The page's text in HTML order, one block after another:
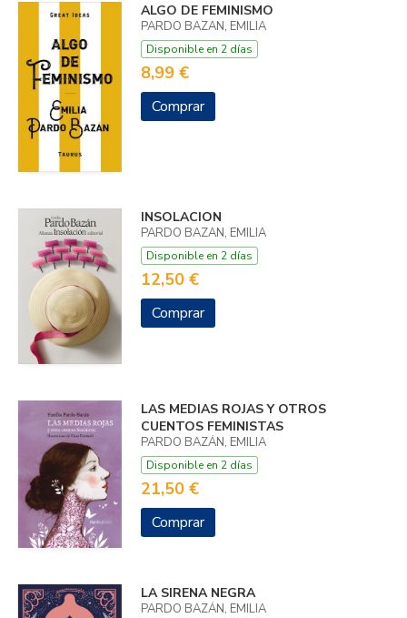
ALGO DE FEMINISMO
PARDO BAZAN, EMILIA
Disponible en 2 días
8,99 €
Comprar
INSOLACION
PARDO BAZAN, EMILIA
Disponible en 2 días
12,50 €
Comprar
LAS MEDIAS ROJAS Y OTROS
CUENTOS FEMINISTAS
PARDO BAZÁN, EMILIA
Disponible en 2 días
21,50 €
Comprar
LA SIRENA NEGRA
PARDO BAZÁN, EMILIA